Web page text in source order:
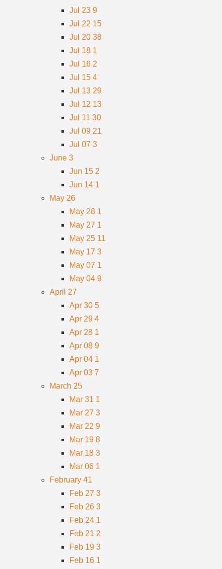
Jul 23 9
Jul 22 15
Jul 20 38
Jul 18 1
Jul 16 2
Jul 15 4
Jul 13 29
Jul 12 13
Jul 11 30
Jul 09 21
Jul 07 3
June 3
Jun 15 2
Jun 14 1
May 26
May 28 1
May 27 1
May 25 11
May 17 3
May 07 1
May 04 9
April 27
Apr 30 5
Apr 29 4
Apr 28 1
Apr 08 9
Apr 04 1
Apr 03 7
March 25
Mar 31 1
Mar 27 3
Mar 22 9
Mar 19 8
Mar 18 3
Mar 06 1
February 41
Feb 27 3
Feb 26 3
Feb 24 1
Feb 21 2
Feb 19 3
Feb 16 1